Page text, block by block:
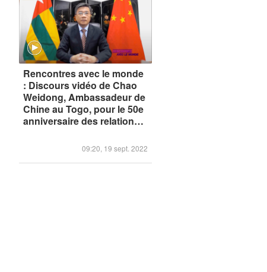
Rencontres avec le monde
: Discours vidéo de Chao
Weidong, Ambassadeur de
Chine au Togo, pour le 50e
anniversaire des relations
09:20, 19 sept. 2022